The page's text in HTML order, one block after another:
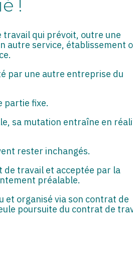
!
travail qui prévoit, outre une
autre service, établissement
par une autre entreprise du
partie fixe.
sa mutation entraîne en
rester inchangés.
de travail et acceptée par la
préalable.
et organisé via son contrat de
poursuite du contrat de